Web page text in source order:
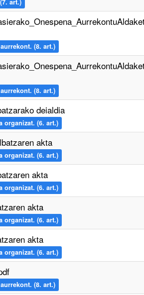
art.)
(8. art.)
(8. art.)
deialdia
organizat. (6. art.)
akta
organizat. (6. art.)
akta
organizat. (6. art.)
akta
organizat. (6. art.)
akta
organizat. (6. art.)
(8. art.)